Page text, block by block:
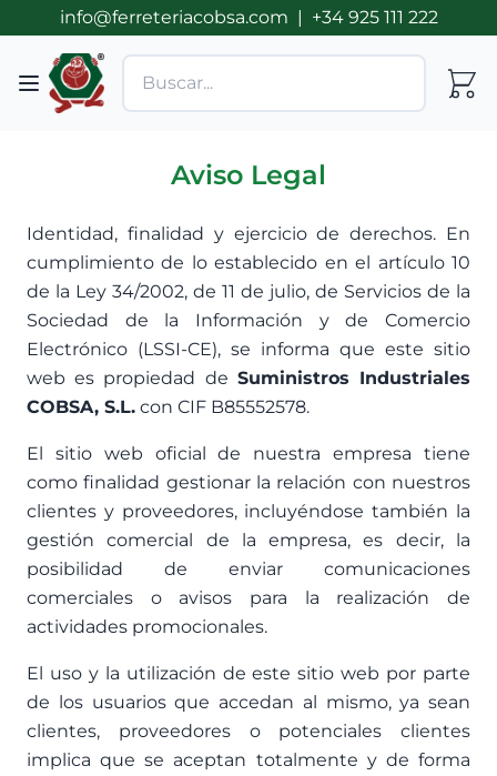
info@ferreteriacobsa.com | +34 925 111 222
Aviso Legal
Identidad, finalidad y ejercicio de derechos. En
cumplimiento de lo establecido en el artículo 10
de la Ley 34/2002, de 11 de julio, de Servicios de la
Sociedad de la Información y de Comercio
Electrónico (LSSI-CE), se informa que este sitio
web es propiedad de Suministros Industriales
COBSA, S.L. con CIF B85552578.
El sitio web oficial de nuestra empresa tiene
como finalidad gestionar la relación con nuestros
clientes y proveedores, incluyéndose también la
gestión comercial de la empresa, es decir, la
posibilidad de enviar comunicaciones
comerciales o avisos para la realización de
actividades promocionales.
El uso y la utilización de este sitio web por parte
de los usuarios que accedan al mismo, ya sean
clientes, proveedores o potenciales clientes
implica que se aceptan totalmente y de forma